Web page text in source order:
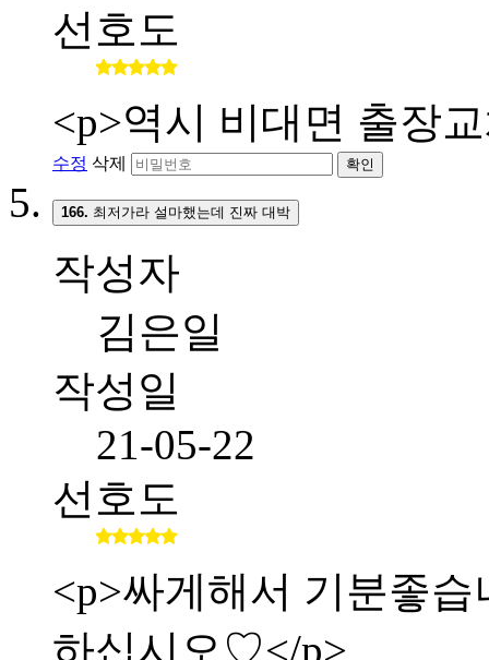
선호도
<p>역시 비대면 출장
수정 삭제 확인
166. 최저가라 설마했는데 진짜 대박
작성자
김은일
작성일
21-05-22
선호도
<p>싸게해서 기분좋습
하십시오♡</p>